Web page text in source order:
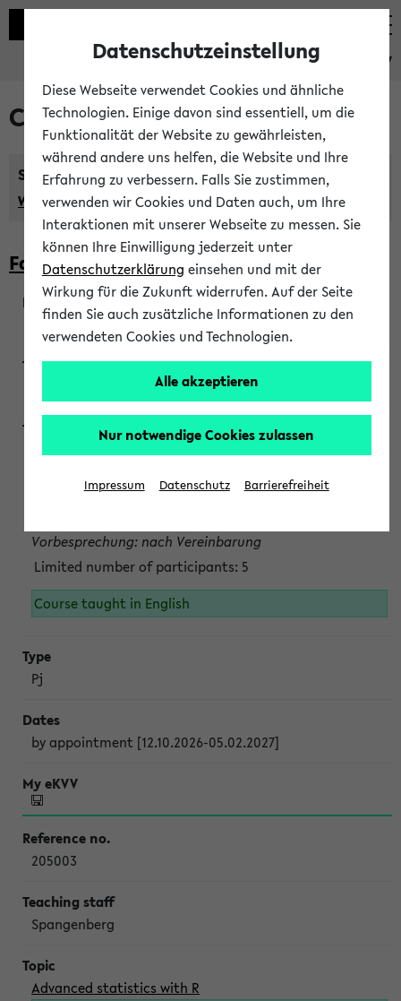
eKVV
Courses taught in English
Semester:
WiSe 2026/2027 SoSe 2026 Previous...
Faculty of Biology
200923
Wendisch, Peters-Wendisch, Stegelmann
Projektmodul "Bakterielle Biotechnologie"
Persönliche Anmeldung beim Veranstalter ist unbedingt
Vorbesprechung: nach Vereinbarung
Limited number of participants: 5
Course taught in English
Pj
by appointment [12.10.2026-05.02.2027]
205003
Spangenberg
Advanced statistics with R
Datenschutzeinstellung
Diese Webseite verwendet Cookies und ähnliche
Technologien. Einige davon sind essentiell, um die
Funktionalität der Website zu gewährleisten,
während andere uns helfen, die Website und Ihre
Erfahrung zu verbessern. Falls Sie zustimmen,
verwenden wir Cookies und Daten auch, um Ihre
Interaktionen mit unserer Webseite zu messen. Sie
können Ihre Einwilligung jederzeit unter
Datenschutzerklärung einsehen und mit der
Wirkung für die Zukunft widerrufen. Auf der Seite
finden Sie auch zusätzliche Informationen zu den
verwendeten Cookies und Technologien.
Alle akzeptieren
Nur notwendige Cookies zulassen
Impressum Datenschutz Barrierefreiheit